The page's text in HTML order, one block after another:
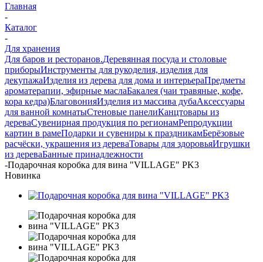
Главная
-
Каталог
-
Для хранения
Для баров и ресторанов.Деревянная посуда и столовые
приборыИнструменты для рукоделия, изделия для
декупажаИзделия из дерева для дома и интерьераПредметы
ароматерапии, эфирные маслаБакалея (чаи травяные, кофе,
кора кедра)БлаговонияИзделия из массива дубаАксессуары
для ванной комнатыСтеновые панелиКанцтовары из
дереваСувенирная продукция по регионамРепродукции
картин в рамеПодарки и сувениры к праздникамБерёзовые
расчёски, украшения из дереваТовары для здоровьяИгрушки
из дереваБанные принадлежности
-Подарочная коробка для вина "VILLAGE" PK3
Новинка